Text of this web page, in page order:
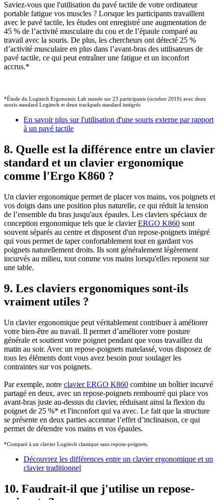
Saviez-vous que l'utilisation du pavé tactile de votre ordinateur
portable fatigue vos muscles ? Lorsque les participants travaillent
avec le pavé tactile, les études ont enregistré une augmentation de
45 % de l’activité musculaire du cou et de l’épaule comparé au
travail avec la souris. De plus, les chercheurs ont détecté 25 %
d’activité musculaire en plus dans l’avant-bras des utilisateurs de
pavé tactile, ce qui peut entraîner une fatigue et un inconfort
accrus.*
*Étude du Logitech Ergonomic Lab menée sur 23 participants (octobre 2019) avec deux
souris standard Logitech et deux trackpads standard intégrés
En savoir plus sur l'utilisation d'une souris externe par rapport
à un pavé tactile
8. Quelle est la différence entre un clavier
standard et un clavier ergonomique
comme l'Ergo K860 ?
Un clavier ergonomique permet de placer vos mains, vos poignets et
vos doigts dans une position plus naturelle, ce qui réduit la tension
de l’ensemble du bras jusqu'aux épaules. Les claviers spéciaux de
conception ergonomique tels que le clavierERGO K860 sont
souvent séparés au centre et disposent d'un repose-poignets intégré
qui vous permet de taper confortablement tout en gardant vos
poignets naturellement droits. Ils sont généralement légèrement
incurvés au milieu, tout comme vos mains lorsqu'elles reposent sur
une table.
9. Les claviers ergonomiques sont-ils
vraiment utiles ?
Un clavier ergonomique peut véritablement contribuer à améliorer
votre bien-être au travail. Il permet d’améliorer votre posture
générale et soutient votre poignet pendant que vous travaillez du
matin au soir. Avec un repose-poignets matelassé, vous disposez de
tous les éléments dont vous avez besoin pour soulager les
contraintes sur vos poignets.
Par exemple, notre clavier ERGO K860 combine un boîtier incurvé
partagé en deux, avec un repose-poignets rembourré qui place vos
avant-bras juste au-dessus du clavier, réduisant ainsi la flexion du
poignet de 25 %* et l'inconfort qui va avec. Le fait que la structure
se présente en deux parties accentue l’effet d’inclinaison, ce qui
permet de détendre vos mains et vos épaules.
*Comparé à un clavier Logitech classique sans repose-poignets.
Découvrez les différences entre un clavier ergonomique et un
clavier traditionnel
10. Faudrait-il que j'utilise un repose-